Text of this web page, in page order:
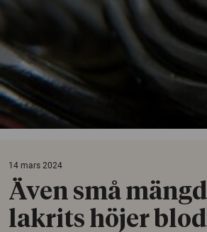
14 mars 2024
Även små
lakrits höjer